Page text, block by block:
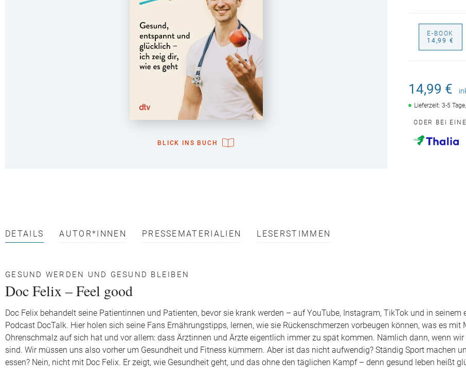
BLICK INS BUCH
E-BOOK
14,99 €
14,99 €
Lieferzeit: 3-5
ODER BEI
DETAILS AUTOR*INNEN PRESSEMATERIALIEN LESERSTIMMEN
GESUND WERDEN UND GESUND BLEIBEN
Doc Felix – Feel good
Doc Felix behandelt seine Patientinnen und Patienten, bevor sie krank werden – auf YouTube, Instagram, TikTok und in seinem
Podcast DocTalk. Hier holen sich seine Fans Ernährungstipps, lernen, wie sie Rückenschmerzen vorbeugen können, was es mit
Ohrenschmalz auf sich hat und vor allem: dass Ärztinnen und Ärzte eigentlich immer zu spät kommen. Nämlich dann, wenn
sind. Wir müssen uns also vorher um Gesundheit und Fitness kümmern. Aber ist das nicht aufwendig? Ständig Sport machen
essen? Nein, nicht mit Doc Felix. Er zeigt, wie Gesundheit geht, und das ohne den täglichen Kampf – denn gesund leben heißt